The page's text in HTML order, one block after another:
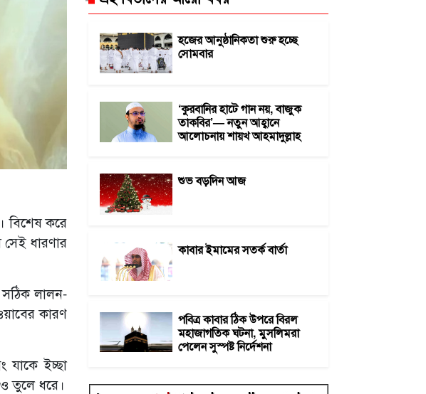
বিশেষ করে
ধারণার
সঠিক লালন-
কারণ
যাকে ইচ্ছা
তুলে ধরে।
হজের আনুষ্ঠানিকতা শুরু হচ্ছে
সোমবার
‘কুরবানির হাটে গান নয়, বাজুক
তাকবির’— নতুন আহ্বানে
আলোচনায় শায়খ আহমাদুল্লাহ
শুভ বড়দিন আজ
কাবার ইমামের সতর্ক বার্তা
পবিত্র কাবার ঠিক উপরে বিরল
মহাজাগতিক ঘটনা, মুসলিমরা
পেলেন সুস্পষ্ট নির্দেশনা